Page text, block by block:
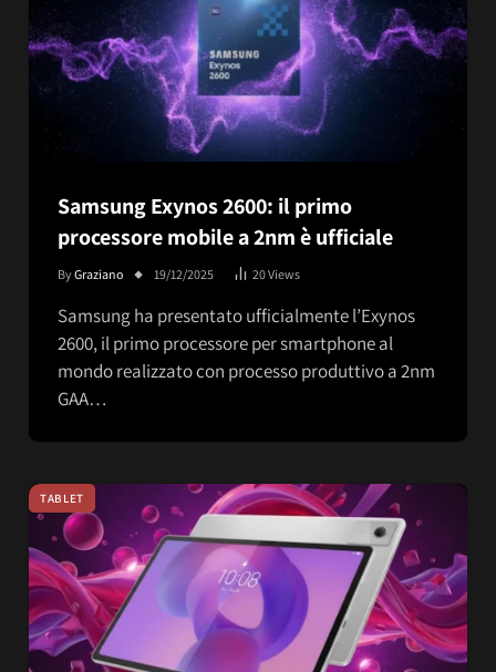
Samsung Exynos 2600: il primo
processore mobile a 2nm è ufficiale
ByGraziano 19/12/2025 20Views
Samsung ha presentato ufficialmente l’Exynos
2600, il primo processore per smartphone al
mondo realizzato con processo produttivo a 2nm
GAA…
TABLET